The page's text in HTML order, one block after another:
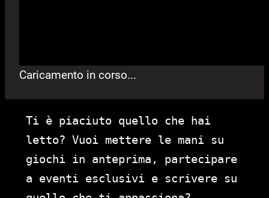
Caricamento in corso...
Ti è piaciuto quello che hai
letto? Vuoi mettere le mani su
giochi in anteprima, partecipare
a eventi esclusivi e scrivere su